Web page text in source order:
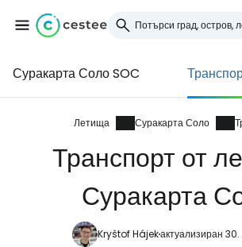
Суракарта Соло SOC
Летища Суракарта Соло
Транспорт от
Суракарта
Kryštof Hájekактуализиран
Влезте в
... световната общност на
Продължете с
Продължете с